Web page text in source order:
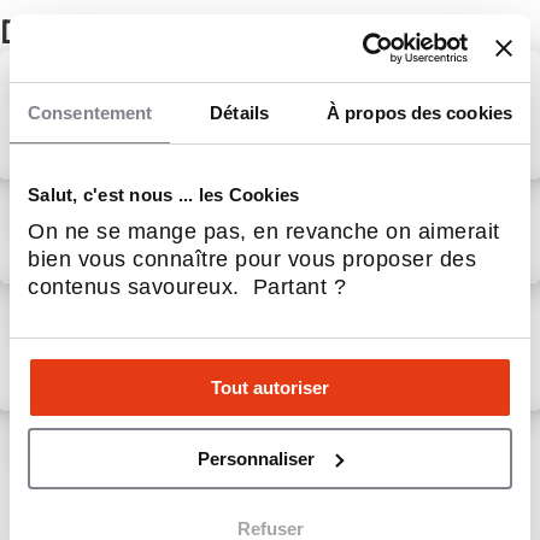
Consentement Détails À propos des cookies
Salut, c'est nous ... les Cookies
On ne se mange pas, en revanche on aimerait
bien vous connaître pour vous proposer des
contenus savoureux. Partant ?
Tout autoriser
Personnaliser
Refuser
D'autres actualités du réseau Olla
Olla s’associe au chef Irvin
Pastry pour sa collection
Votez pour OLLA aux Uber
Eats Awards 2026
19 Mai 2026 Restauration
Olla transforme une boisson
en expérience
26 Avr 2026Restauration
Olla x Shyness 745K
followers : une collaboration
influence qui confirme
l’attractivité du concept
Restauration